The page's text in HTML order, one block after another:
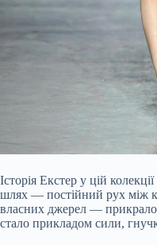
Історія Екстер у цій
шлях — постійний рух між
власних джерел — прикрало
стало прикладом сили,